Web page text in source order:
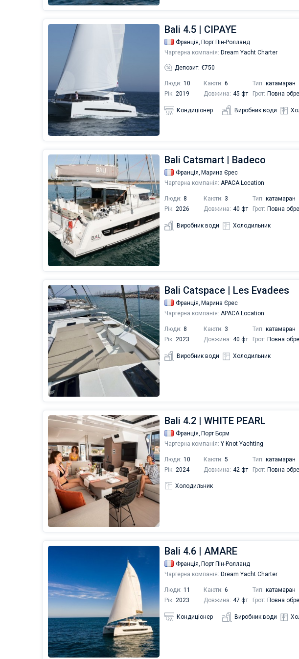
Bali 4.5 | CIPAYE
Франція, Порт Пін-Ролланд
Чартерна компанія: Dream Yacht Charter
Депозит: €750
Люди: 10 Каюти: 6 Тип: катамаран
Рік: 2019 Довжина: 45 фт Грот: Повна
Кондиціонер Виробник води
Bali Catsmart | Badeco
Франція, Марина Єрес
Чартерна компанія: APACA Location
Люди: 8 Каюти: 3 Тип: катамаран
Рік: 2026 Довжина: 40 фт Грот: Повна
Виробник води Холодильник
Bali Catspace | Les Evadees
Франція, Марина Єрес
Чартерна компанія: APACA Location
Люди: 8 Каюти: 3 Тип: катамаран
Рік: 2023 Довжина: 40 фт Грот: Повна
Виробник води Холодильник
Bali 4.2 | WHITE PEARL
Франція, Порт Борм
Чартерна компанія: Y Knot Yachting
Люди: 10 Каюти: 5 Тип: катамаран
Рік: 2024 Довжина: 42 фт Грот: Повна
Холодильник
Bali 4.6 | AMARE
Франція, Порт Пін-Ролланд
Чартерна компанія: Dream Yacht Charter
Люди: 11 Каюти: 6 Тип: катамаран
Рік: 2023 Довжина: 47 фт Грот: Повна
Кондиціонер Виробник води